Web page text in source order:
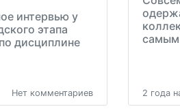
интервью у
этапа
дисциплине
Нет комментариев
самым
2 года